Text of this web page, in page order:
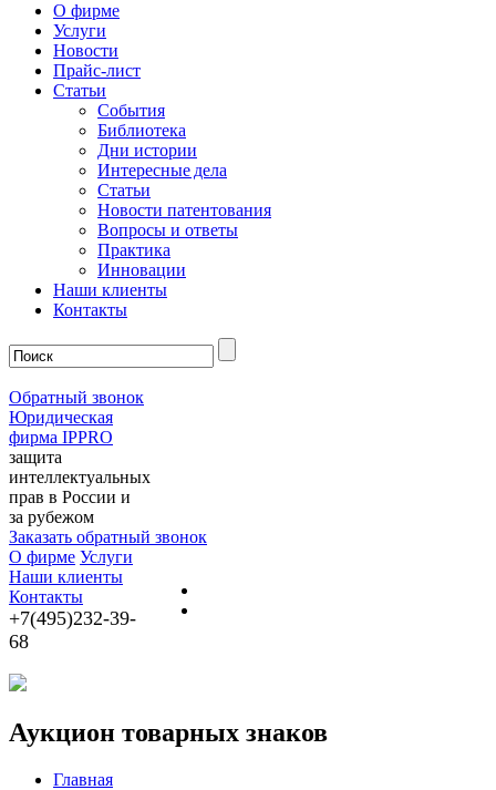
О фирме
Услуги
Новости
Прайс-лист
Статьи
События
Библиотека
Дни истории
Интересные дела
Статьи
Новости патентования
Вопросы и ответы
Практика
Инновации
Наши клиенты
Контакты
Обратный звонок
Юридическая
фирма IPPRO
защита
интеллектуальных
прав в России и
за рубежом
Заказать обратный звонок
О фирме Услуги
Наши клиенты
Контакты
+7(495)232-39-
68
Аукцион товарных знаков
Главная